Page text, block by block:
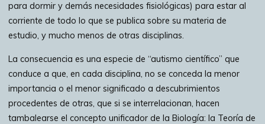
para dormir y demás necesidades fisiológicas) para estar al
corriente de todo lo que se publica sobre su materia de
estudio, y mucho menos de otras disciplinas.
La consecuencia es una especie de “autismo científico” que
conduce a que, en cada disciplina, no se conceda la menor
importancia o el menor significado a descubrimientos
procedentes de otras, que si se interrelacionan, hacen
tambalearse el concepto unificador de la Biología: la Teoría de